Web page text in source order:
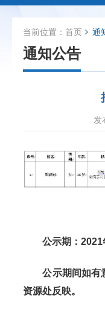
当前位置： 首页 通
通知公告
发
公示期： 2021
公示期间如有
资源处反映。